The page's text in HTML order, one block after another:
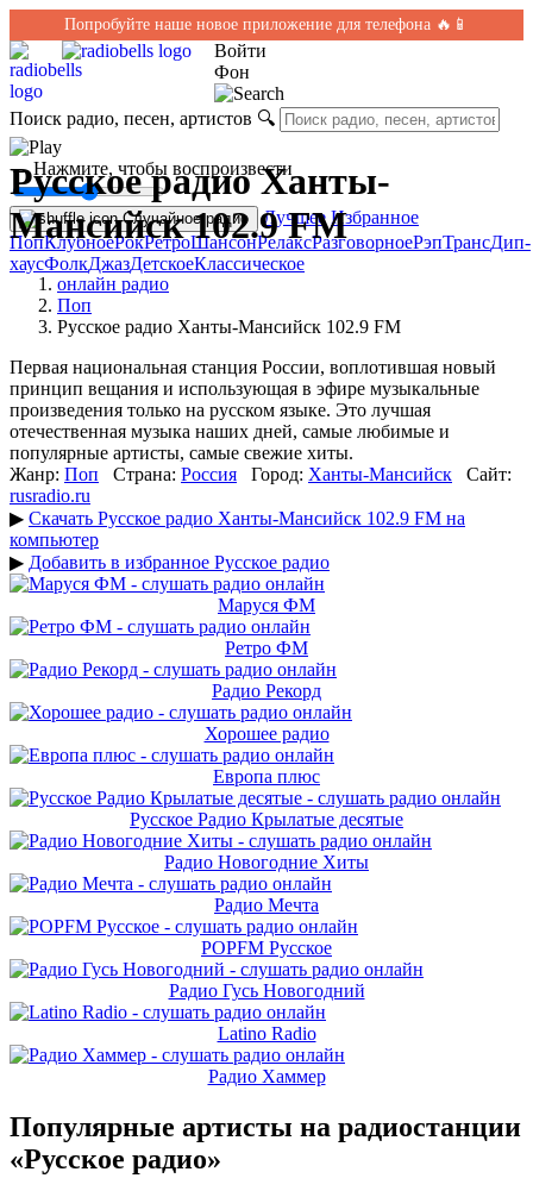
Попробуйте наше новое приложение для телефона 🔥📱
Войти
Фон
Поиск радио, песен, артистов 🔍
← Нажмите, чтобы воспроизвести
Случайное радио Лучшее Избранное
ПопКлубноеРокРетроШансонРелаксРазговорноеРэпТрансДип-
хаусФолкДжазДетскоеКлассическое
Русское радио Ханты-
Мансийск 102.9 FM
онлайн радио
Поп
Русское радио Ханты-Мансийск 102.9 FM
Первая национальная станция России, воплотившая новый
принцип вещания и использующая в эфире музыкальные
произведения только на русском языке. Это лучшая
отечественная музыка наших дней, самые любимые и
популярные артисты, самые свежие хиты.
Жанр: Поп Страна: Россия Город: Ханты-Мансийск
Сайт:
rusradio.ru
▶ Скачать Русское радио Ханты-Мансийск 102.9 FM на
компьютер
▶ Добавить в избранное Русское радио
Маруся ФМ
Ретро ФМ
Радио Рекорд
Хорошее радио
Европа плюс
Русское Радио Крылатые десятые
Радио Новогодние Хиты
Радио Мечта
POPFM Русское
Радио Гусь Новогодний
Latino Radio
Радио Хаммер
Популярные артисты на радиостанции
«Русское радио»